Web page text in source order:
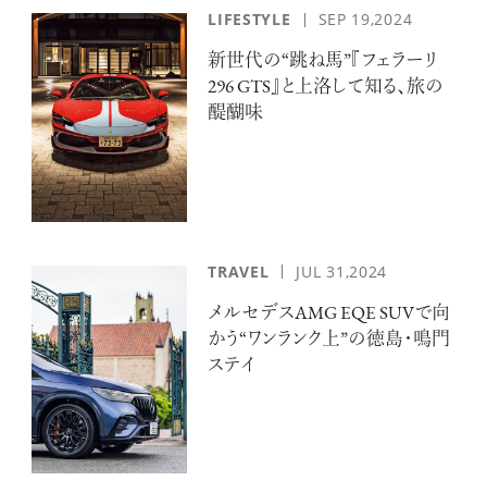
LIFESTYLE SEP 19,2024
新世代の“跳ね馬”『フェラーリ
296 GTS』と上洛して知る、旅の
醍醐味
TRAVEL JUL 31,2024
メルセデスAMG EQE SUVで向
かう“ワンランク上”の徳島・鳴門
ステイ